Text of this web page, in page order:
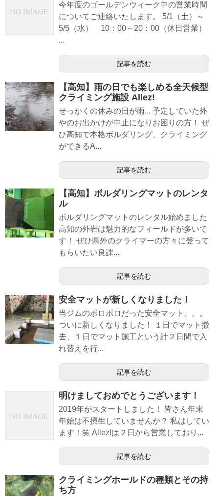
今年度のゴールデンウィーク中の営業時間
についてご連絡いたします。 5/1（土）～
5/5（水） 10：00～20：00（休日営業）
...
記事を読む
【高知】雨の日でも楽しめる全天候型
クライミング施設 Allez!
せっかくの休みの日が雨... 予定していた外
やのお出かけが中止になりお困りの方！ ぜ
ひ高知で本格ボルダリング、クライミング
ができるA...
記事を読む
【高知】ボルダリングマットのレンタ
ル
ボルダリングマットのレンタル始めました
高知の外岩は魅力的なフィールドが多いで
す！ ぜひ県外のクライマーの方々に登って
もらいたい良課...
記事を読む
安全マットが新しくなりました！
当ジムのボロボロだった安全マット。。。
ついに新しくなりました！ １日でマット撤
去、１日でマット施工という計２日間で入
れ替えを行...
記事を読む
明けましておめでとうございます！
2019年がスタートしました！ 皆さん年末
年始は不摂生していませんか？ 私はしてい
ます！笑 Allez!は２日から営業しており...
記事を読む
クライミングホールドの種類とその持
ち方